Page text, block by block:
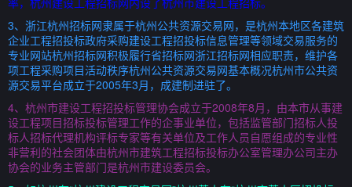
3、浙江杭州招标网隶属于杭州公共资源交易网，是杭州本地区各建筑
企业工程招投标政府采购建设工程招投标信息管理等领域交易服务的
专业网站杭州招标网积极履行省招标网浙江招标网相应职责，维护各
项工程采购项目活动秩序杭州公共资源交易网基本概况杭州市公共资
源交易平台成立于2005年3月，成建制进驻了。
4、杭州市建设工程招投标管理协会成立于2008年8月，由本市从事建
设工程项目招标投标管理工作的企事业单位，包括监管部门招标人投
标人招标代理机构评标专家等有关单位及工作人员自愿组成的专业性
非营利的社会团体由杭州市建筑工程招标投标办公室管理办公司主办
协会的业务主管部门是杭州市建设委员会。